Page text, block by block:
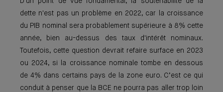
dette n'est pas un problème en 2022, car la croissance
du PIB nominal sera probablement supérieure à 8% cette
année, bien au-dessus des taux d'intérêt nominaux.
Toutefois, cette question devrait refaire surface en 2023
ou 2024, si la croissance nominale tombe en dessous
de 4% dans certains pays de la zone euro. C’est ce qui
conduit à penser que la BCE ne pourra pas aller trop loin